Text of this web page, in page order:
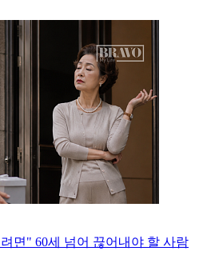
면" 60세 넘어 끊어내야 할 사람